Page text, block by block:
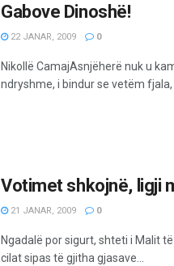
Gabove Dinoshë!
22 JANAR, 2009 0
Nikollë CamajAsnjëherë nuk u
ndryshme, i bindur se vetëm fjala,
Votimet shkojnë, ligji
21 JANAR, 2009 0
Ngadalë por sigurt, shteti i Malit
cilat sipas të gjitha gjasave...